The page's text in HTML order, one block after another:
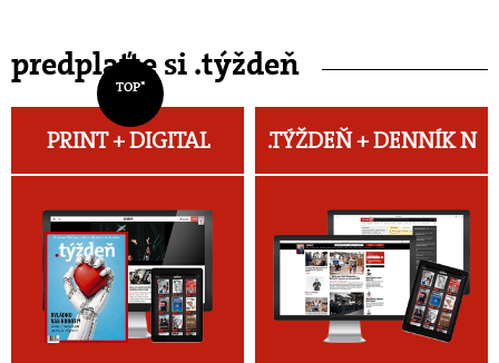
predplaťte si .týždeň
TOP*
PRINT + DIGITAL .TÝŽDEŇ +DENNÍK N